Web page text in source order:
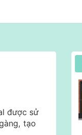
được sử
tạo